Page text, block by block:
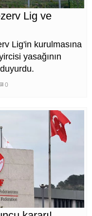
Lig ve
Lig'in kurulmasına
yasağının
0